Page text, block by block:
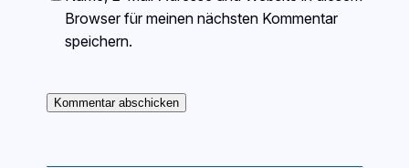
Browser für meinen nächsten Kommentar
speichern.